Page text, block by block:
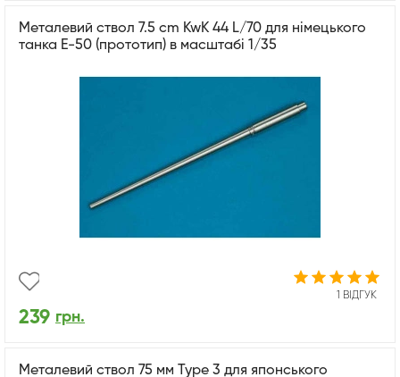
Металевий ствол 7.5 cm KwK 44 L/70 для німецького
танка E-50 (прототип) в масштабі 1/35
1 ВІДГУК
239 грн.
Металевий ствол 75 мм Type 3 для японського